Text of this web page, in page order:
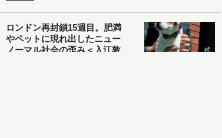
ロンドン再封鎖15週目。肥満
やペットに現れ出したニュー
ノーマル社会の歪み＜入江敦